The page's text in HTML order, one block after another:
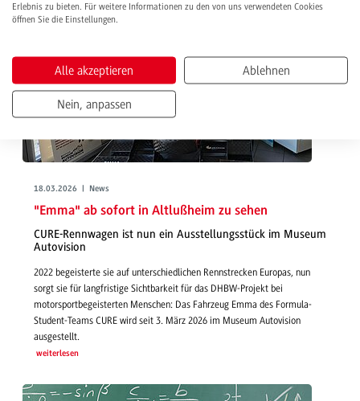
18.03.2026 | News
"Emma" ab sofort in Altlußheim zu sehen
CURE-Rennwagen ist nun ein Ausstellungsstück im Museum
Autovision
2022 begeisterte sie auf unterschiedlichen Rennstrecken Europas, nun
sorgt sie für langfristige Sichtbarkeit für das DHBW-Projekt bei
motorsportbegeisterten Menschen: Das Fahrzeug Emma des Formula-
Student-Teams CURE wird seit 3. März 2026 im Museum Autovision
ausgestellt.
weiterlesen
Erlebnis zu bieten. Für weitere Informationen zu den von uns verwendeten Cookies
öffnen Sie die Einstellungen.
Alle akzeptieren Ablehnen
Nein, anpassen